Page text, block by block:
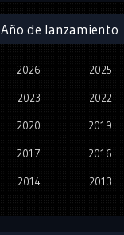
Año de lanzamiento
2026 2025
2023 2022
2020 2019
2017 2016
2014 2013